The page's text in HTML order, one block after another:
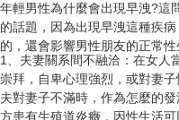
年輕男性為什麼會出現早洩?這
的話題，因為出現早洩這種疾
的，還會影響男性朋友的正常
1、夫妻關系間不融洽：在女人
崇拜，自卑心理強烈，或對妻
夫對妻子不滿時，作為怎麼的
方患有生殖道炎癥，因性生活